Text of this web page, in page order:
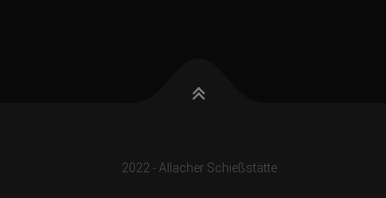
2022 - Allacher Schießstätte